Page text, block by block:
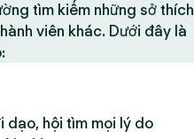
tìm kiếm những sở thích
viên khác. Dưới đây là
hội tìm mọi lý do